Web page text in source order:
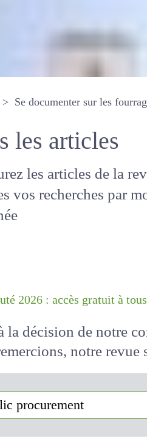
Se documenter sur les
les articles
les articles de la
et faites vos
auteur ou année
à la décision de notre
notre